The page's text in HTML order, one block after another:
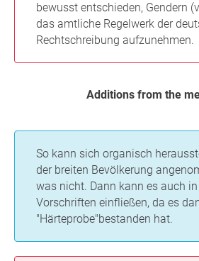
bewusst entschieden, Gendern
das amtliche Regelwerk der
Rechtschreibung aufzunehmen.
Additions from the
So kann sich organisch
der breiten Bevölkerung
was nicht. Dann kann es auch
Vorschriften einfließen, da es
"Härteprobe"bestanden hat.